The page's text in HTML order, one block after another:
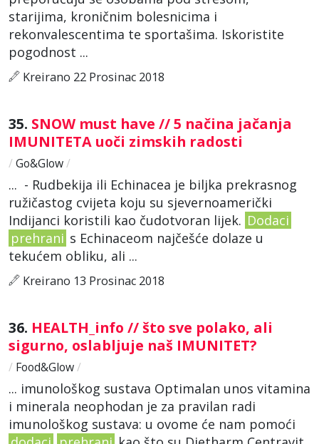
starijima, kroničnim bolesnicima i
rekonvalescentima te sportašima. Iskoristite
pogodnost ...
Kreirano 22 Prosinac 2018
35. SNOW must have // 5 načina jačanja
IMUNITETA uoči zimskih radosti
/ Go&Glow/
... - Rudbekija ili Echinacea je biljka prekrasnog
ružičastog cvijeta koju su sjevernoamerički
Indijanci koristili kao čudotvoran lijek. Dodaci
prehrani s Echinaceom najčešće dolaze u
tekućem obliku, ali ...
Kreirano 13 Prosinac 2018
36. HEALTH_info // što sve polako, ali
sigurno, oslabljuje naš IMUNITET?
/ Food&Glow/
... imunološkog sustava Optimalan unos vitamina
i minerala neophodan je za pravilan radi
imunološkog sustava: u ovome će nam pomoći